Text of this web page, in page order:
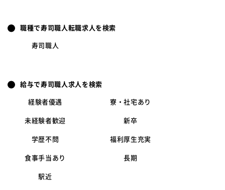
職種で寿司職人転職求人を検索
寿司職人
給与で寿司職人求人を検索
経験者優遇 寮・社宅あり
未経験者歓迎 新卒
学歴不問 福利厚生充実
食事手当あり 長期
駅近